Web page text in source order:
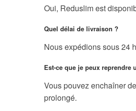
Oui, Reduslim est
Quel délai de livraison ?
Nous expédions sous 24
Est-ce que je peux reprendre
Vous pouvez enchaîner
prolongé.